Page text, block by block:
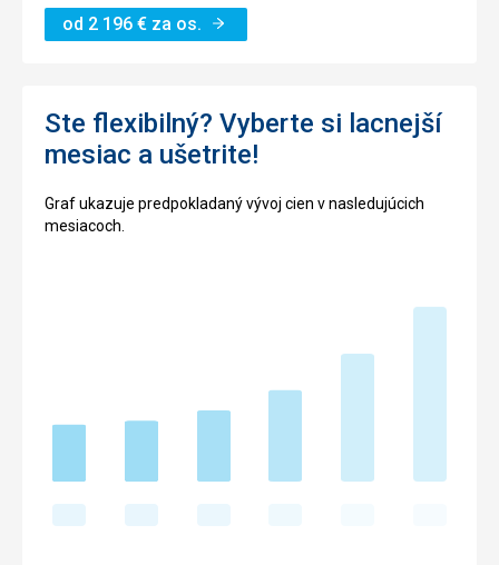
od 2 196 € za os.
Ste flexibilný? Vyberte si lacnejší
mesiac a ušetrite!
Graf ukazuje predpokladaný vývoj cien v nasledujúcich
mesiacoch.